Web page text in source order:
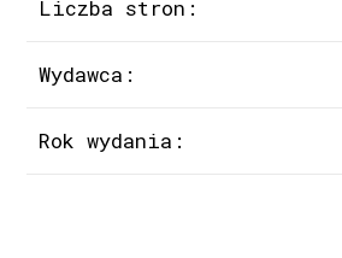
Liczba stron:
Wydawca:
Rok wydania: